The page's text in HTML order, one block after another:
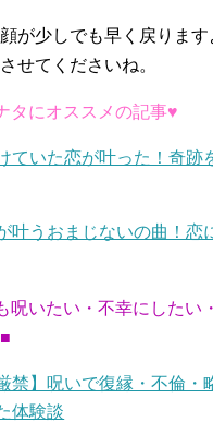
が少しでも早く戻りま
せてくださいね。
タにオススメの記事♥
ていた恋が叶った！奇跡
叶うおまじないの曲！恋
呪いたい・不幸にしたい
禁】呪いで復縁・不倫・
体験談